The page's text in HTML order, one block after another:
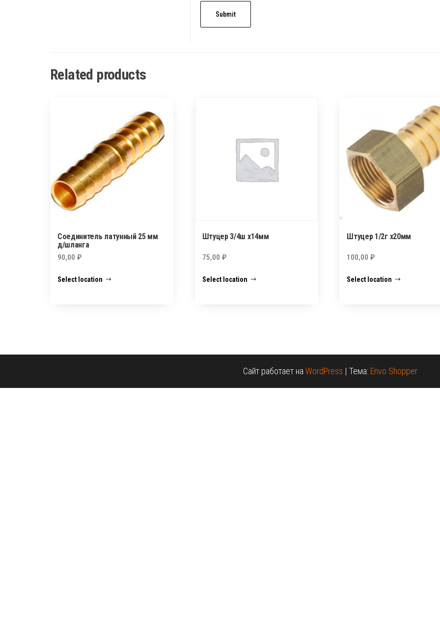
Related products
Соединитель латунный 25 мм
д/шланга
90,00 ₽
Select location
Штуцер 3/4ш х14мм
75,00 ₽
Select location
Штуцер 1/2г х20мм
100,00₽
Select location
Сайт работает на WordPress | Тема: Envo Shopper